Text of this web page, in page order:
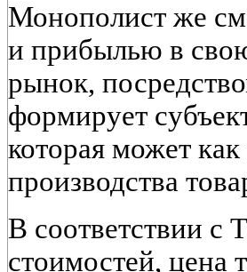
Монополист же
и прибылью в
рынок,
формирует
которая может
производства
В соответствии с
стоимостей, цена